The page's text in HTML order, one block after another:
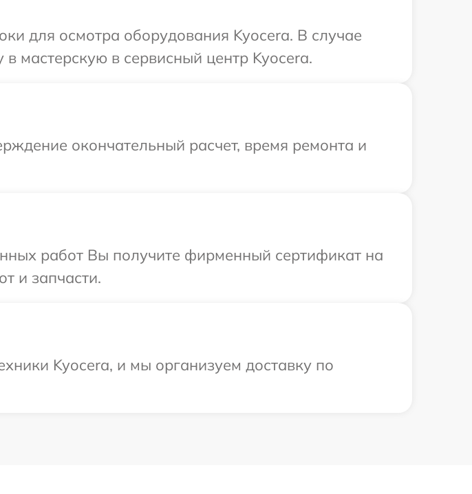
для осмотра оборудования Kyocera. В случае
мастерскую в сервисный центр Kyocera.
окончательный расчет, время ремонта и
работ Вы получите фирменный сертификат на
и запчасти.
Kyocera, и мы организуем доставку по